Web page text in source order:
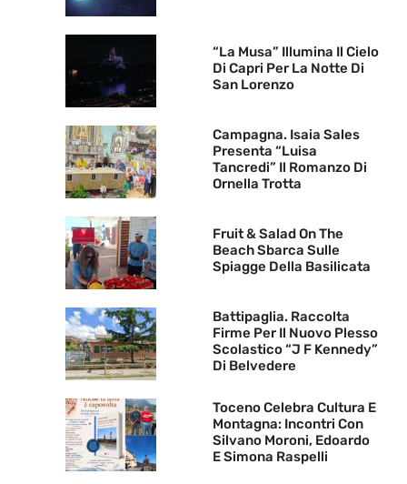
“La Musa” Illumina Il Cielo
Di Capri Per La Notte Di
San Lorenzo
Campagna. Isaia Sales
Presenta “Luisa
Tancredi” Il Romanzo Di
Ornella Trotta
Fruit & Salad On The
Beach Sbarca Sulle
Spiagge Della Basilicata
Battipaglia. Raccolta
Firme Per Il Nuovo Plesso
Scolastico “J F Kennedy”
Di Belvedere
Toceno Celebra Cultura E
Montagna: Incontri Con
Silvano Moroni, Edoardo
E Simona Raspelli